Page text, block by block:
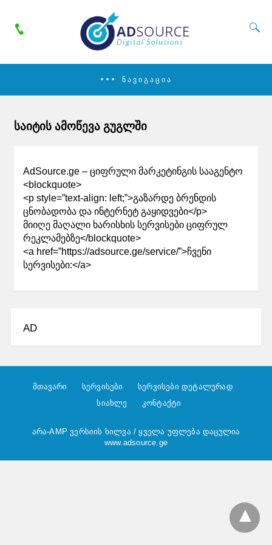
ᲜᲐᲕᲘᲒᲐᲪᲘᲐ
საიტის ამოწევა გუგლში
AdSource.ge – ციფრული მარკეტინგის სააგენტო
<blockquote>
<p style=”text-align: left;”>გაზარდე ბრენდის
ცნობადობა და ინტერნეტ გაყიდვები</p>
მიიღე მაღალი ხარისხის სერვისები ციფრულ
რეკლამებზე</blockquote>
<a href=”https://adsource.ge/service/”>ჩვენი
სერვისები:</a>
AD
მთავარი სერვისები
სერვისები დეტალურად
სიახლე
კონტაქტი
არა-AMP ვერსიის ხილვა / ყველა უფლება დაცულია
www.adsource.ge